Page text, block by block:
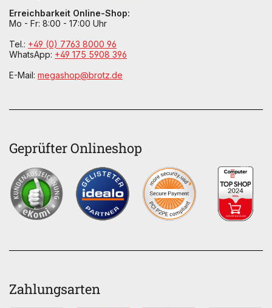
Erreichbarkeit Online-Shop:
Mo - Fr: 8:00 - 17:00 Uhr
Tel.: +49 (0) 7763 8000 96
WhatsApp: +49 175 5908 396
E-Mail: megashop@brotz.de
Geprüfter Onlineshop
Zahlungsarten